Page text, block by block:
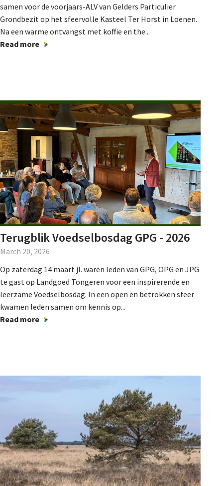
samen voor de voorjaars-ALV van Gelders Particulier
Grondbezit op het sfeervolle Kasteel Ter Horst in Loenen.
Na een warme ontvangst met koffie en the...
Read more
Terugblik Voedselbosdag GPG - 2026
March 20, 2026
Op zaterdag 14 maart jl. waren leden van GPG, OPG en JPG
te gast op Landgoed Tongeren voor een inspirerende en
leerzame Voedselbosdag. In een open en betrokken sfeer
kwamen leden samen om kennis op...
Read more